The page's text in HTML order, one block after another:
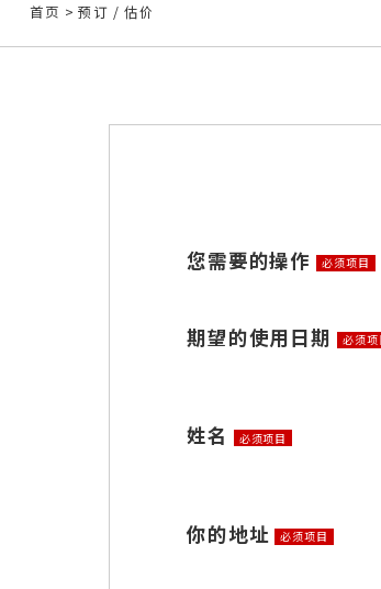
首页 > 预订 / 估价
您需要的操作 必须项目
期望的使用日期 必须项
姓名 必须项目
你的地址 必须项目